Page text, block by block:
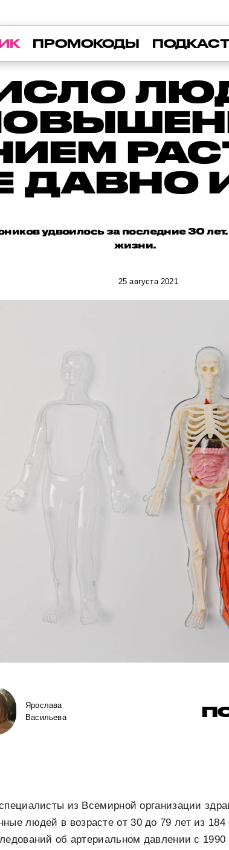
ПРОМОКОДЫ
ДАВНО
удвоилось за последние 30
жизни.
25 августа 2021
Ярослава
Васильева
из Всемирной организации
людей в возрасте от 30 до 79 лет из
об артериальном давлении с 1990